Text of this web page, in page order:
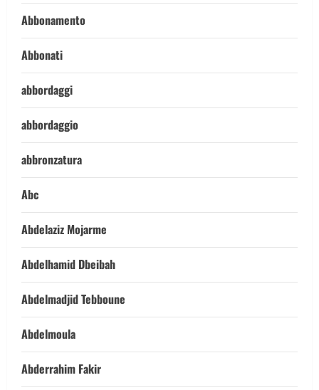
Abbonamento
Abbonati
abbordaggi
abbordaggio
abbronzatura
Abc
Abdelaziz Mojarme
Abdelhamid Dbeibah
Abdelmadjid Tebboune
Abdelmoula
Abderrahim Fakir